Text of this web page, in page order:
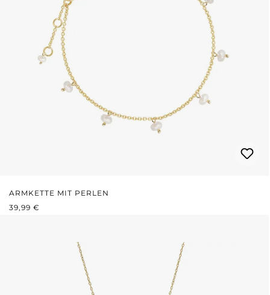
ARMKETTE MIT PERLEN
REGULÄRER PREIS:
39,99 €